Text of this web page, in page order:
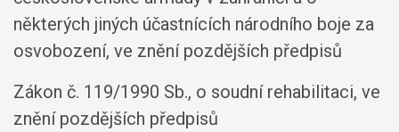
některých jiných účastnících národního boje za
osvobození, ve znění pozdějších předpisů
Zákon č. 119/1990 Sb., o soudní rehabilitaci, ve
znění pozdějších předpisů